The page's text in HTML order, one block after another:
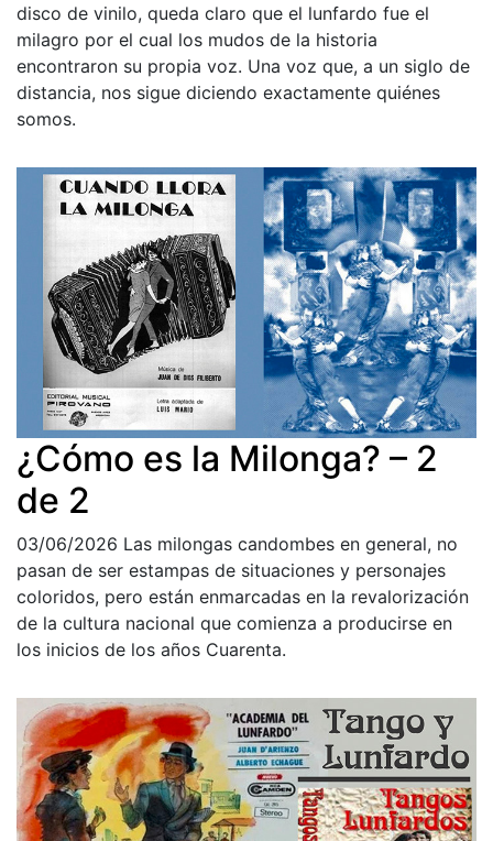
disco de vinilo, queda claro que el lunfardo fue el
milagro por el cual los mudos de la historia
encontraron su propia voz. Una voz que, a un siglo de
distancia, nos sigue diciendo exactamente quiénes
somos.
¿Cómo es la Milonga? – 2
de 2
03/06/2026 Las milongas candombes en general, no
pasan de ser estampas de situaciones y personajes
coloridos, pero están enmarcadas en la revalorización
de la cultura nacional que comienza a producirse en
los inicios de los años Cuarenta.